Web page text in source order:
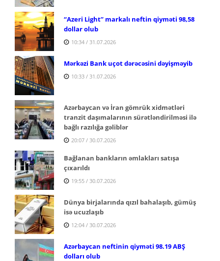
“Azeri Light” markalı neftin qiyməti 98,58
dollar olub
10:34 / 31.07.2026
Mərkəzi Bank uçot dərəcəsini dəyişməyib
10:33 / 31.07.2026
Azərbaycan və İran gömrük xidmətləri
tranzit daşımalarının sürətləndirilməsi ilə
bağlı razılığa gəliblər
20:07 / 30.07.2026
Bağlanan bankların əmlakları satışa
çıxarıldı
19:55 / 30.07.2026
Dünya birjalarında qızıl bahalaşıb, gümüş
isə ucuzlaşıb
12:04 / 30.07.2026
Azərbaycan neftinin qiyməti 98.19 ABŞ
dolları olub